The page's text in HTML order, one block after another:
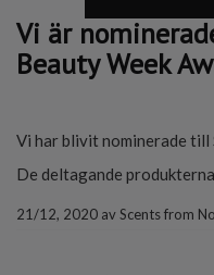
Vi är
Beauty Week
Vi har blivit nominerade till
De deltagande
21/12, 2020 avScents from